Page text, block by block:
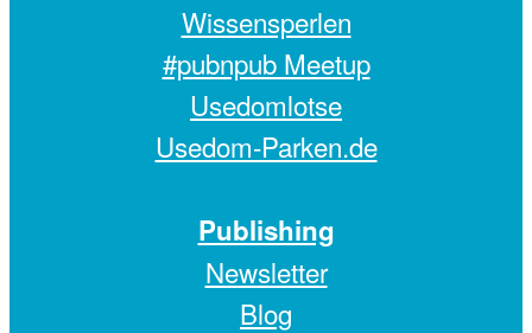
Wissensperlen
#pubnpub Meetup
Usedomlotse
Usedom-Parken.de
Publishing
Newsletter
Blog